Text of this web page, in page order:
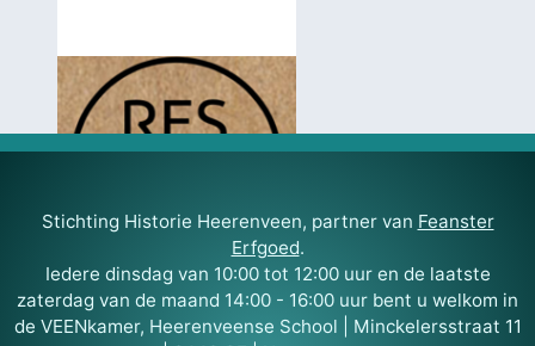
Stichting Historie Heerenveen, partner van Feanster
Erfgoed.
Iedere dinsdag van 10:00 tot 12:00 uur en de laatste
zaterdag van de maand 14:00 - 16:00 uur bent u welkom in
de VEENkamer, Heerenveense School | Minckelersstraat 11